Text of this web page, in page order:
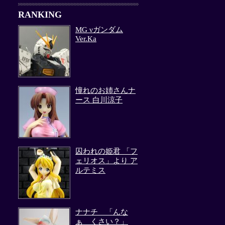
RANKING
MG νガンダム
Ver.Ka
憧れのお姉さんナ
ース 白川涼子
囚われの姫君 「フ
ェリオス」より ア
ルテミス
ナナチ 「んな
ぁ くさい？」